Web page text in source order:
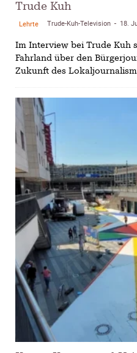
Trude Kuh
Lehrte Trude-Kuh-Television - 18.
Im Interview bei Trude Kuh
Fahrland über den
Zukunft des